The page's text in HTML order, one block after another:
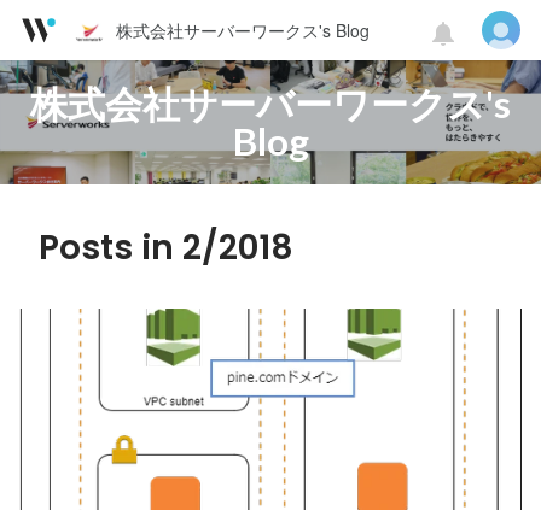
株式会社サーバーワークス's Blog
株式会社サーバーワークス's
Blog
Posts in 2/2018